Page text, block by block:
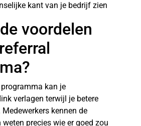
kant van je bedrijf zien
voordelen
kan je
verlagen terwijl je betere
kennen de
precies wie er goed zou